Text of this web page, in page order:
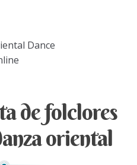
de folclores
oriental